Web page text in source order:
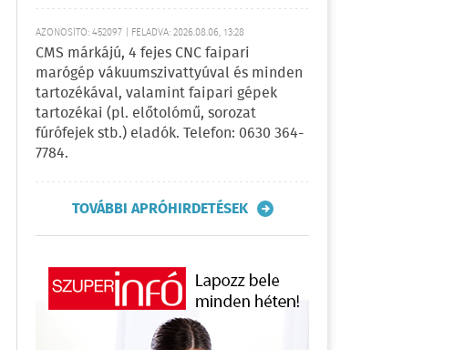
AZONOSÍTÓ: 452097 | FELADVA: 2026.08.06, 13:28
CMS márkájú, 4 fejes CNC faipari
marógép vákuumszivattyúval és minden
tartozékával, valamint faipari gépek
tartozékai (pl. előtolómű, sorozat
fúrófejek stb.) eladók. Telefon: 0630 364-
7784.
TOVÁBBI APRÓHIRDETÉSEK